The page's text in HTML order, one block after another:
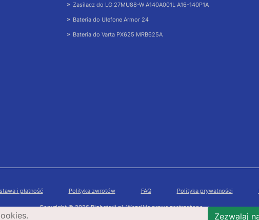
Zasilacz do LG 27MU88-W A140A001L A16-140P1A
Bateria do Ulefone Armor 24
Bateria do Varta PX625 MRB625A
i płatność Polityka zwrotów FAQ Polityka prywatności
Copyright © 2026 Bigbaterii.pl. Wszelkie prawa zastrzeżone.
Zezwalaj